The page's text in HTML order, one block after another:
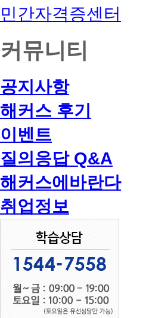
민간자격증센터
커뮤니티
공지사항
해커스 후기
이벤트
질의응답 Q&A
해커스에바란다
취업정보